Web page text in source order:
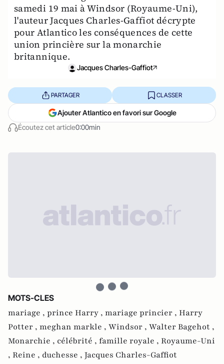
samedi 19 mai à Windsor (Royaume-Uni),
l'auteur Jacques Charles-Gaffiot décrypte
pour Atlantico les conséquences de cette
union princière sur la monarchie
britannique.
Jacques Charles-Gaffiot
Écoutez cet article0:00min
PARTAGER CLASSER
Ajouter Atlantico en favori sur Google
MOTS-CLES
mariage , prince Harry , mariage princier , Harry
Potter , meghan markle , Windsor , Walter Bagehot ,
Monarchie , célébrité , famille royale , Royaume-Uni
, Reine , duchesse , Jacques Charles-Gaffiot